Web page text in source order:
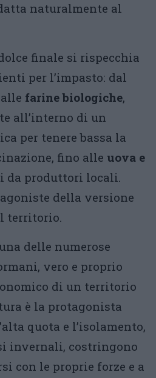
naturalmente al
finale si rispecchia
per l’impasto: dal
farine biologiche,
all’interno di un
per tenere bassa la
fino alle uova e
da produttori locali.
della versione
territorio.
delle numerose
vero e proprio
di un territorio
è la protagonista
quota e l’isolamento,
invernali, costringono
con le proprie forze e a